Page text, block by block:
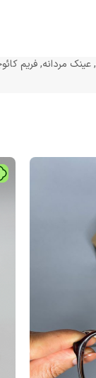
,عینک مردانه,فریم